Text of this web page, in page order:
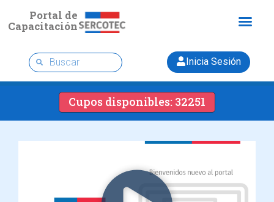
Portal de
Capacitación
Inicia Sesión
Cupos disponibles: 32251